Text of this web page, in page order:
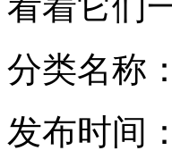
女孩北京地铁殴打
无痛分娩是否安全
分类名称：
发布时间